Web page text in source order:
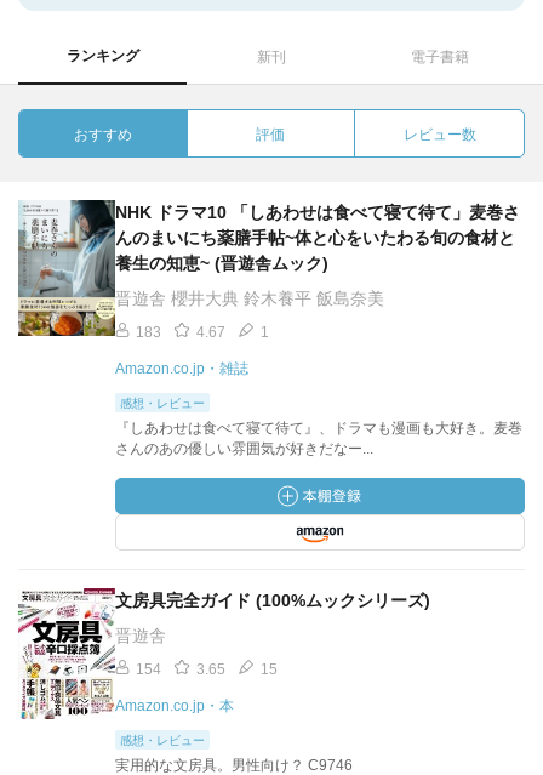
ランキング 新刊 電子書籍
おすすめ 評価 レビュー数
NHK ドラマ10 「しあわせは食べて寝て待て」麦巻さ
んのまいにち薬膳手帖~体と心をいたわる旬の食材と
養生の知恵~ (晋遊舎ムック)
晋遊舎 櫻井大典 鈴木養平 飯島奈美
183 4.67 1
Amazon.co.jp・雑誌
感想・レビュー
『しあわせは食べて寝て待て』、ドラマも漫画も大好き。麦巻
さんのあの優しい雰囲気が好きだなー...
文房具完全ガイド (100%ムックシリーズ)
晋遊舎
154 3.65 15
Amazon.co.jp・本
感想・レビュー
実用的な文房具。男性向け？ C9746